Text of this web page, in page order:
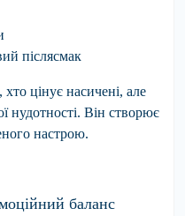
післясмак
цінує насичені, але
нудотності. Він створює
настрою.
баланс